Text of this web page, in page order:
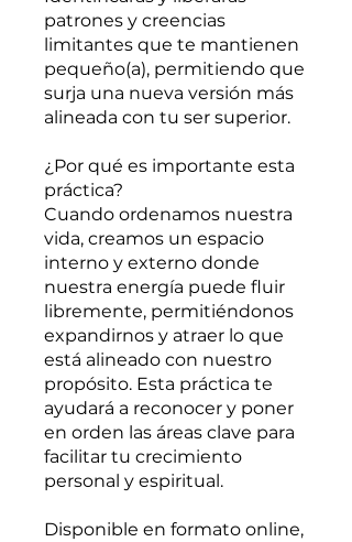
patrones y creencias
limitantes que te mantienen
pequeño(a), permitiendo que
surja una nueva versión más
alineada con tu ser superior.
¿Por qué es importante esta
práctica?
Cuando ordenamos nuestra
vida, creamos un espacio
interno y externo donde
nuestra energía puede fluir
libremente, permitiéndonos
expandirnos y atraer lo que
está alineado con nuestro
propósito. Esta práctica te
ayudará a reconocer y poner
en orden las áreas clave para
facilitar tu crecimiento
personal y espiritual.
Disponible en formato online,